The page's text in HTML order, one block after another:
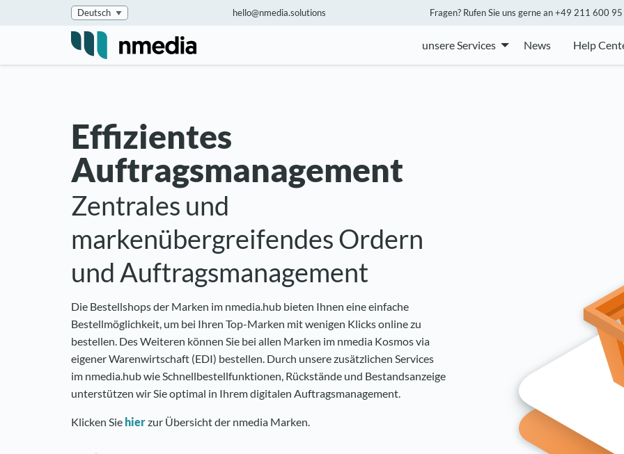
hello@nmedia.solutions Fragen? Rufen Sie uns gerne an +49 211 600
unsere Services News Help
Effizientes
Auftragsmanagement
Zentrales und
markenübergreifendes Ordern
und Auftragsmanagement
Die Bestellshops der Marken im nmedia.hub bieten Ihnen eine einfache
Bestellmöglichkeit, um bei Ihren Top-Marken mit wenigen Klicks online zu
bestellen. Des Weiteren können Sie bei allen Marken im nmedia Kosmos via
eigener Warenwirtschaft (EDI) bestellen. Durch unsere zusätzlichen Services
im nmedia.hub wie Schnellbestellfunktionen, Rückstände und Bestandsanzeige
unterstützen wir Sie optimal in Ihrem digitalen Auftragsmanagement.
Klicken Sie hierzur Übersicht der nmedia Marken.